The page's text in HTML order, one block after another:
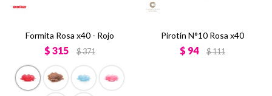
Formita Rosa x40 - Rojo
$ 315 $371
Pirotín N°10 Rosa x40
$ 94 $111